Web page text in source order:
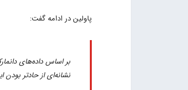
پاولین در ادامه گفت:
نشانه‌ای از حادتر